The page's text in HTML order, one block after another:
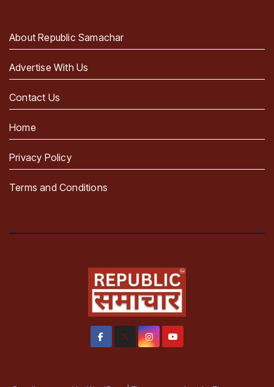
About Republic Samachar
Advertise With Us
Contact Us
Home
Privacy Policy
Terms and Conditions